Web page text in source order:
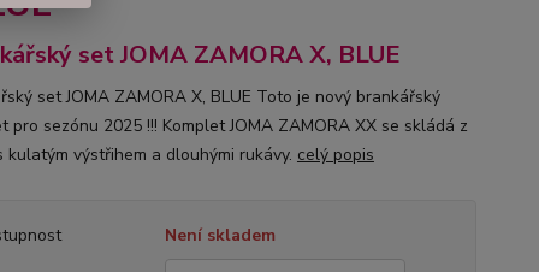
set JOMA ZAMORA X, BLUE
set JOMA ZAMORA X, BLUE Toto je nový brankářský
pro sezónu 2025 !!! Komplet JOMA ZAMORA XX se skládá z
kulatým výstřihem a dlouhými rukávy. celý popis
Není skladem